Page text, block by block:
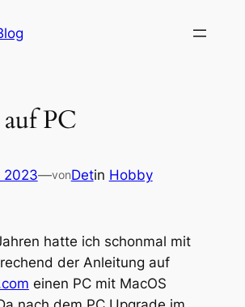
PC
2023—vonDetin Hobby
hatte ich schonmal mit
der Anleitung auf
einen PC mit MacOS